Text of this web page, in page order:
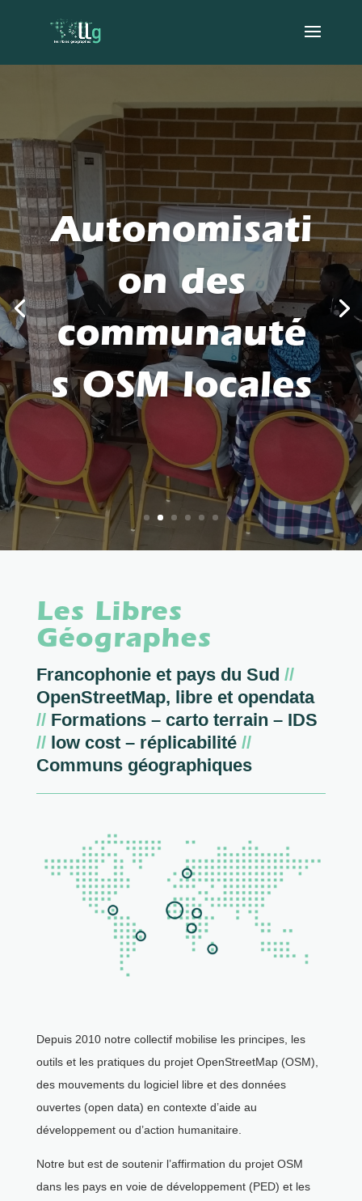
Autonomisati
on des
communauté
s OSM locales
Les Libres
Géographes
Francophonie et pays du Sud //
OpenStreetMap, libre et opendata
//Formations – carto terrain – IDS
//low cost – réplicabilité //
Communs géographiques
Depuis 2010 notre collectif mobilise les principes, les
outils et les pratiques du projet OpenStreetMap (OSM),
des mouvements du logiciel libre et des données
ouvertes (open data) en contexte d’aide au
développement ou d’action humanitaire.
Notre but est de soutenir l’affirmation du projet OSM
dans les pays en voie de développement (PED) et les